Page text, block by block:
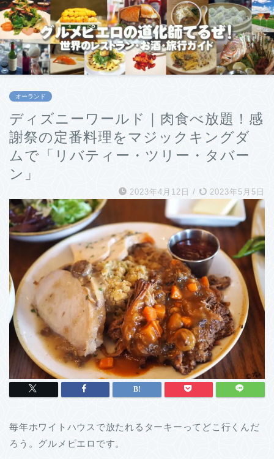
オーランド
ディズニーワールド｜肉食べ放題！感
謝祭の定番料理をマジックキングダ
ムで「リバティー・ツリー・タバー
ン」
2023年4月12日 / 2023年5月5日
毎年ホワイトハウスで放たれるターキーってどこ行くんだ
ろう。グルメピエロです。